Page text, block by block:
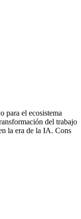
para el ecosistema
del trabajo
la era de la IA. Cons